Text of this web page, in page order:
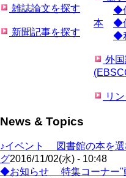
雑誌論文を探す
新聞記事を探す
◆
本
◆
◆
外
リ
News & Topics
♪イベント 図書館の本を選
グ2016/11/02(水) - 10:48
◆お知らせ 特集コーナー"